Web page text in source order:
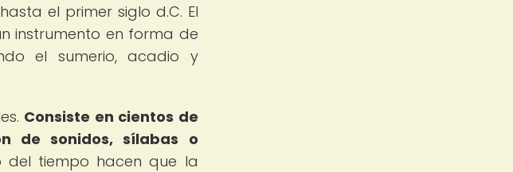
el primer siglo d.C. El
instrumento en forma de
el sumerio, acadio y
Consiste en cientos de
de sonidos, sílabas o
del tiempo hacen que la